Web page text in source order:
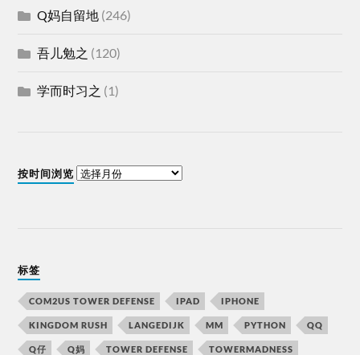
Q妈自留地 (246)
吾儿勉之 (120)
学而时习之 (1)
按时间浏览
标签
COM2US TOWER DEFENSE IPAD IPHONE
KINGDOM RUSH LANGEDIJK MM PYTHON QQ
Q仔 Q妈 TOWER DEFENSE TOWERMADNESS